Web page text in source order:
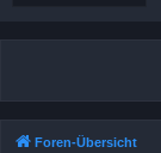
Foren-Übersicht